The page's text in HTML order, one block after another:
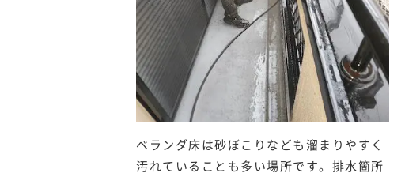
ベランダ床は砂ぼこりなども溜まりやすく
汚れていることも多い場所です。排水箇所